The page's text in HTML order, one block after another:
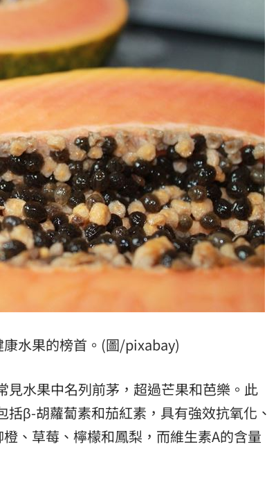
水果的榜首。(圖/pixabay)
水果中名列前茅，超過芒果和芭樂。此
β-胡蘿蔔素和茄紅素，具有強效抗氧化、
、草莓、檸檬和鳳梨，而維生素A的含量